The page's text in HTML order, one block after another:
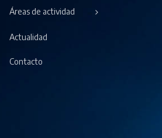
Áreas de actividad
Actualidad
Contacto